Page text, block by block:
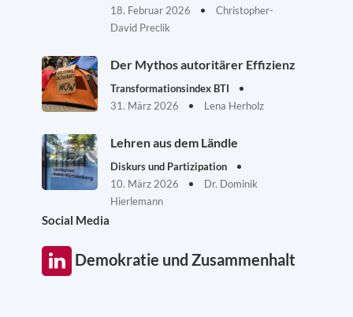
18. Februar 2026
Christopher-
David Preclik
Der Mythos autoritärer Effizienz
Transformationsindex BTI
31. März 2026
Lena Herholz
Lehren aus dem Ländle
Diskurs und Partizipation
10. März 2026
Dr. Dominik
Hierlemann
Social Media
Demokratie und Zusammenhalt